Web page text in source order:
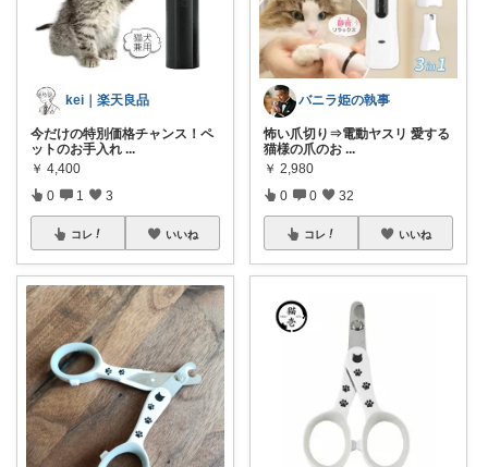
kei｜楽天良品
今だけの特別価格チャンス！ペ
ットのお手入れ ...
￥ 4,400
0 1 3
コレ いいね
バニラ姫の執事
怖い爪切り⇒電動ヤスリ 愛する
猫様の爪のお ...
￥ 2,980
0 0 32
コレ いいね